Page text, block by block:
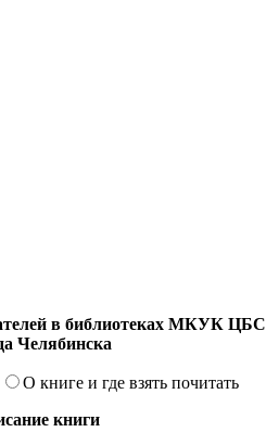
в библиотеках МКУК ЦБС
Челябинска
О книге и где взять почитать
книги